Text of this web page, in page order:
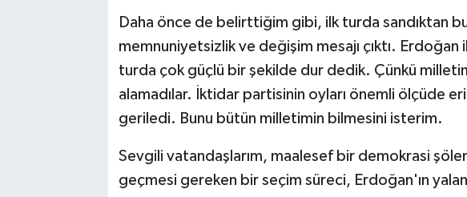
Daha önce de belirttiğim gibi, ilk turda sandıktan
memnuniyetsizlik ve değişim mesajı çıktı. Erdoğan
turda çok güçlü bir şekilde dur dedik. Çünkü
alamadılar. İktidar partisinin oyları önemli ölçüde
geriledi. Bunu bütün milletimin bilmesini isterim.
Sevgili vatandaşlarım, maalesef bir demokrasi
geçmesi gereken bir seçim süreci, Erdoğan'ın